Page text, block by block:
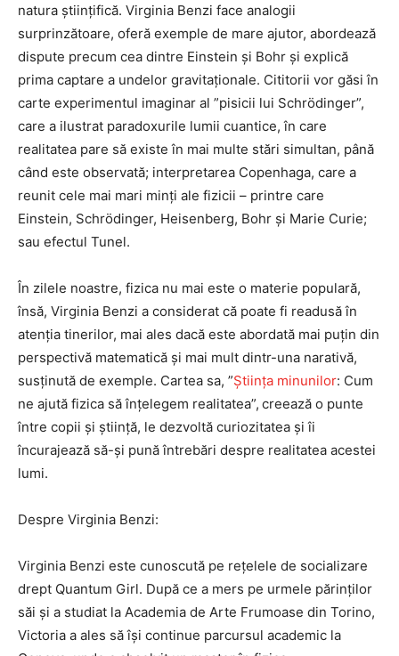
natura științifică. Virginia Benzi face analogii
surprinzătoare, oferă exemple de mare ajutor, abordează
dispute precum cea dintre Einstein și Bohr și explică
prima captare a undelor gravitaționale. Cititorii vor găsi în
carte experimentul imaginar al ”pisicii lui Schrödinger”,
care a ilustrat paradoxurile lumii cuantice, în care
realitatea pare să existe în mai multe stări simultan, până
când este observată; interpretarea Copenhaga, care a
reunit cele mai mari minți ale fizicii – printre care
Einstein, Schrödinger, Heisenberg, Bohr și Marie Curie;
sau efectul Tunel.
În zilele noastre, fizica nu mai este o materie populară,
însă, Virginia Benzi a considerat că poate fi readusă în
atenția tinerilor, mai ales dacă este abordată mai puțin din
perspectivă matematică și mai mult dintr-una narativă,
susținută de exemple. Cartea sa, ”Știința minunilor: Cum
ne ajută fizica să înțelegem realitatea”, creează o punte
între copii și știință, le dezvoltă curiozitatea și îi
încurajează să-și pună întrebări despre realitatea acestei
lumi.
Despre Virginia Benzi:
Virginia Benzi este cunoscută pe rețelele de socializare
drept Quantum Girl. După ce a mers pe urmele părinților
săi și a studiat la Academia de Arte Frumoase din Torino,
Victoria a ales să își continue parcursul academic la